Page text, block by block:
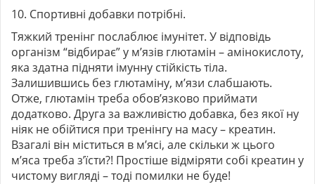
10. Спортивні добавки потрібні.
Тяжкий тренінг послаблює імунітет. У відповідь
організм “відбирає” у м’язів глютамін – амінокислоту,
яка здатна підняти імунну стійкість тіла.
Залишившись без глютаміну, м’язи слабшають.
Отже, глютамін треба обов’язково приймати
додатково. Друга за важливістю добавка, без якої ну
ніяк не обійтися при тренінгу на масу – креатин.
Взагалі він міститься в м’ясі, але скільки ж цього
м’яса треба з’їсти?! Простіше відміряти собі креатин у
чистому вигляді – тоді помилки не буде!